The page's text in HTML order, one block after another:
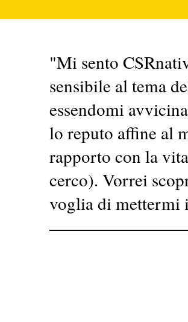
"Mi sento
sensibile al tema
essendomi
lo reputo affine al
rapporto con la
cerco). Vorrei
voglia di mettermi